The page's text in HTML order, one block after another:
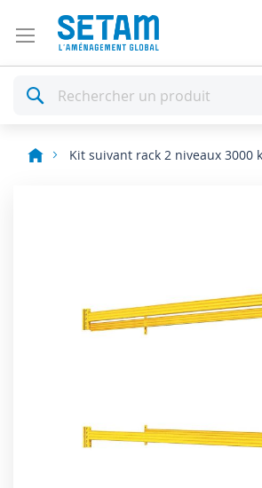
Rechercher
Kit suivant rack 2 niveaux 3000